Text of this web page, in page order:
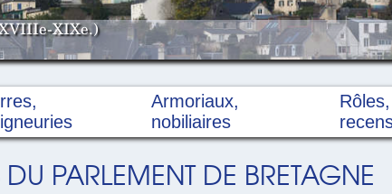
XIXe.)
Armoriaux,
nobiliaires
Rôles,
DU PARLEMENT DE BRETAGNE